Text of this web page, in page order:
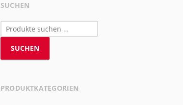
SUCHEN
Suchen
nach:
SUCHEN
PRODUKTKATEGORIEN